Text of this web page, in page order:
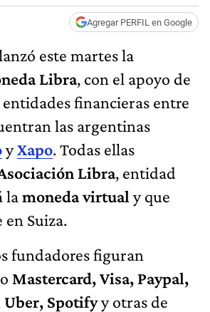
Agregar PERFIL en Google
este martes la
Libra, con el apoyo de
entidades financieras entre
las argentinas
yXapo. Todas ellas
Libra, entidad
lamoneda virtual y que
en Suiza.
fundadores figuran
Mastercard, Visa, Paypal,
Uber, Spotifyy otras de